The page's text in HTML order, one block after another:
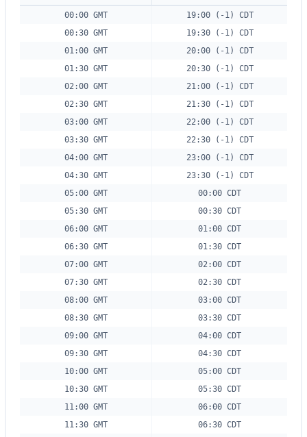
00:00 GMT
19:00 (-1) CDT
00:30 GMT
19:30 (-1) CDT
01:00 GMT
20:00 (-1) CDT
01:30 GMT
20:30 (-1) CDT
02:00 GMT
21:00 (-1) CDT
02:30 GMT
21:30 (-1) CDT
03:00 GMT
22:00 (-1) CDT
03:30 GMT
22:30 (-1) CDT
04:00 GMT
23:00 (-1) CDT
04:30 GMT
23:30 (-1) CDT
05:00 GMT
00:00 CDT
05:30 GMT
00:30 CDT
06:00 GMT
01:00 CDT
06:30 GMT
01:30 CDT
07:00 GMT
02:00 CDT
07:30 GMT
02:30 CDT
08:00 GMT
03:00 CDT
08:30 GMT
03:30 CDT
09:00 GMT
04:00 CDT
09:30 GMT
04:30 CDT
10:00 GMT
05:00 CDT
10:30 GMT
05:30 CDT
11:00 GMT
06:00 CDT
11:30 GMT
06:30 CDT